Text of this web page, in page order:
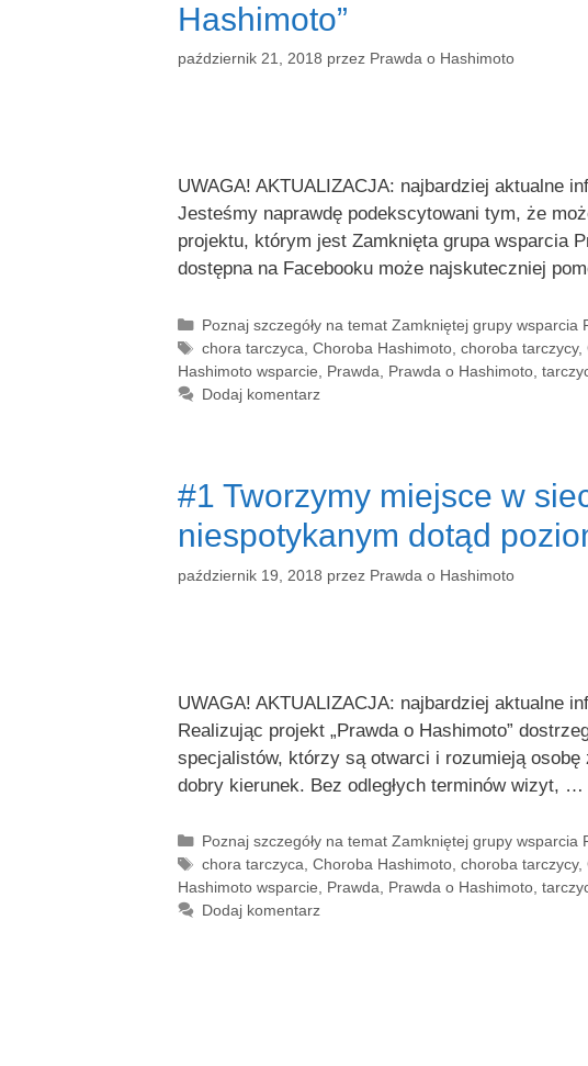
Hashimoto”
październik 21, 2018 przez Prawda o Hashimoto
UWAGA! AKTUALIZACJA: najbardziej aktualne
Jesteśmy naprawdę podekscytowani tym, że
projektu, którym jest Zamknięta grupa wsparcia
dostępna na Facebooku może najskuteczniej
Kategorie
Poznaj szczegóły na temat Zamkniętej grupy wsparcia
Tagi
chora tarczyca, Choroba Hashimoto, choroba tarczycy,
Hashimoto wsparcie, Prawda, Prawda o Hashimoto,
Dodaj komentarz
#1 Tworzymy miejsce w
niespotykanym dotąd
październik 19, 2018 przez Prawda o Hashimoto
UWAGA! AKTUALIZACJA: najbardziej aktualne
Realizując projekt „Prawda o Hashimoto”
specjalistów, którzy są otwarci i rozumieją
dobry kierunek. Bez odległych terminów wizyt, …
Kategorie
Poznaj szczegóły na temat Zamkniętej grupy wsparcia
Tagi
chora tarczyca, Choroba Hashimoto, choroba tarczycy,
Hashimoto wsparcie, Prawda, Prawda o Hashimoto,
Dodaj komentarz